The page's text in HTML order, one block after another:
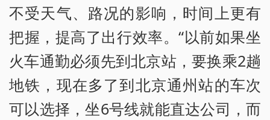
不受天气、路况的影响，时间上更有
把握，提高了出行效率。“以前如果坐
火车通勤必须先到北京站，要换乘2趟
地铁，现在多了到北京通州站的车次
可以选择，坐6号线就能直达公司，而